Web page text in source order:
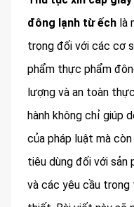
đông lạnh từ ếch là
trọng đối với các cơ
phẩm thực phẩm
lượng và an toàn
hành không chỉ giúp
của pháp luật mà
tiêu dùng đối với sản
và các yêu cầu trong